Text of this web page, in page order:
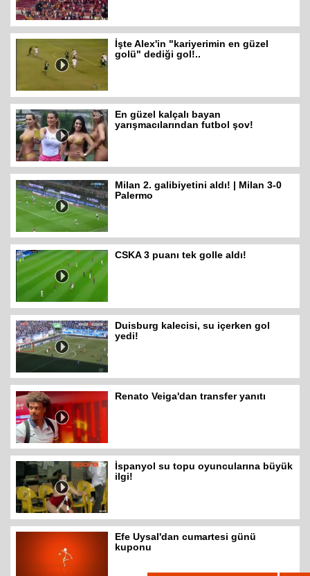
İşte Alex'in "kariyerimin en güzel
golü" dediği gol!..
En güzel kalçalı bayan
yarışmacılarından futbol şov!
Milan 2. galibiyetini aldı! | Milan 3-0
Palermo
CSKA 3 puanı tek golle aldı!
Duisburg kalecisi, su içerken gol
yedi!
Renato Veiga'dan transfer yanıtı
İspanyol su topu oyuncularına büyük
ilgi!
Efe Uysal'dan cumartesi günü
kuponu